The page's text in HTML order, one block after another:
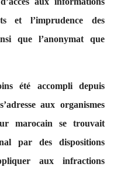
et l’imprudence des
que l’anonymat que
été accompli depuis
aux organismes
marocain se trouvait
par des dispositions
aux infractions